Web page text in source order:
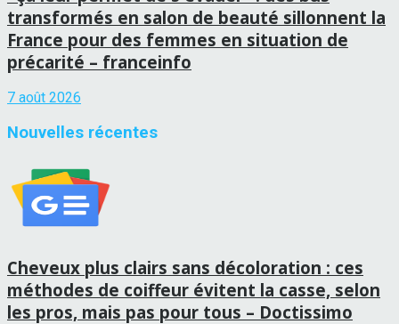
transformés en salon de beauté sillonnent la
France pour des femmes en situation de
précarité – franceinfo
7 août 2026
Nouvelles récentes
Cheveux plus clairs sans décoloration : ces
méthodes de coiffeur évitent la casse, selon
les pros, mais pas pour tous – Doctissimo